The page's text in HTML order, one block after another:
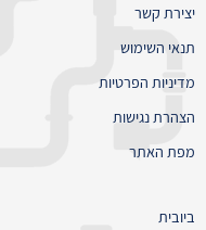
יצירת קשר
תנאי השימוש
מדיניות הפרטיות
הצהרת נגישות
מפת האתר
ביובית